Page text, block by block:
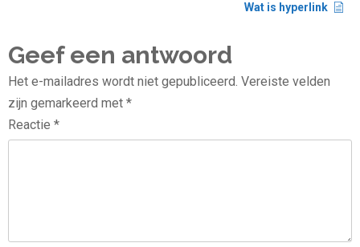
Wat is hyperlink
Geef een antwoord
Het e-mailadres wordt niet gepubliceerd. Vereiste velden
zijn gemarkeerd met *
Reactie *